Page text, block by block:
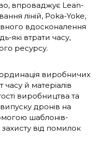
впроваджує Lean-
ліній, Poka-Yoke,
вдосконалення
які втрати часу,
ресурсу.
виробничих
й матеріалів
виробництва та
дронів на
шаблонів-
від помилок